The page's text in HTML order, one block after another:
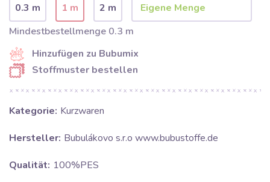
0.3 m 1 m
2 m
Mindestbestellmenge 0.3 m
Hinzufügen zu Bubumix
Stoffmuster bestellen
Kategorie: Kurzwaren
Hersteller: Bubulákovo s.r.o www.bubustoffe.de
Qualität: 100%PES